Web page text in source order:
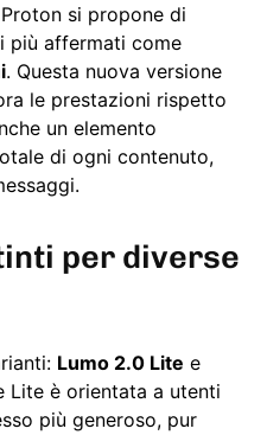
si propone di
più affermati come
. Questa nuova versione
le prestazioni rispetto
un elemento
di ogni contenuto,
per diverse
Lumo 2.0 Lite e
Lite è orientata a utenti
più generoso, pur